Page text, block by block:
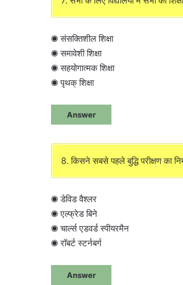
◉ संसक्तिशील शिक्षा
◉ समावेशी शिक्षा
◉ सहयोगात्मक शिक्षा
◉ पृथक् शिक्षा
Answer
8. किसने सबसे पहले बुद्धि परीक्षण का
◉ डेविड वैश्लर
◉ एल्फ्रेड बिने
◉ चार्ल्स एडवर्ड स्पीयरमैन
◉ रॉबर्ट स्टर्नबर्ग
Answer